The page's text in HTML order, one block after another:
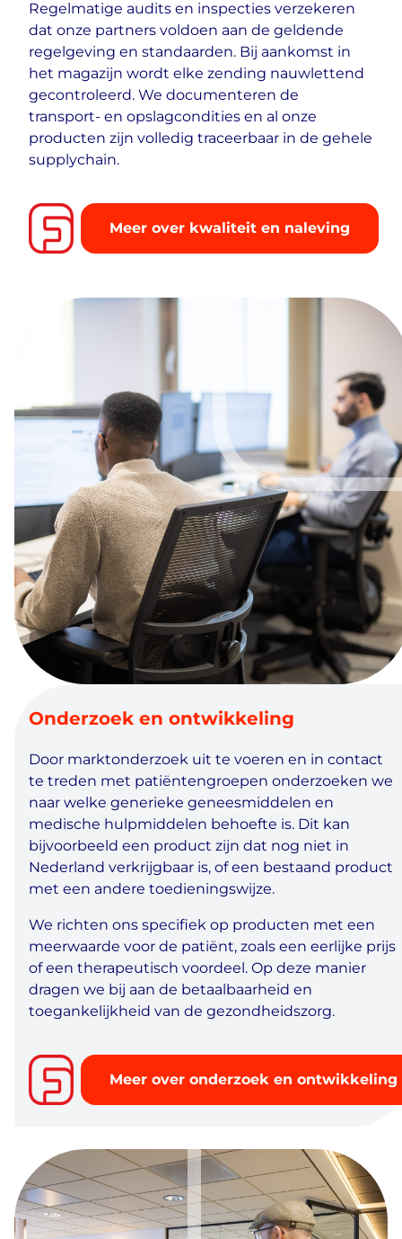
Regelmatige audits en inspecties verzekeren
dat onze partners voldoen aan de geldende
regelgeving en standaarden. Bij aankomst in
het magazijn wordt elke zending nauwlettend
gecontroleerd. We documenteren de
transport- en opslagcondities en al onze
producten zijn volledig traceerbaar in de gehele
supplychain.
Meer over kwaliteit en naleving
Onderzoek en ontwikkeling
Door marktonderzoek uit te voeren en in contact
te treden met patiëntengroepen onderzoeken we
naar welke generieke geneesmiddelen en
medische hulpmiddelen behoefte is. Dit kan
bijvoorbeeld een product zijn dat nog niet in
Nederland verkrijgbaar is, of een bestaand product
met een andere toedieningswijze.
We richten ons specifiek op producten met een
meerwaarde voor de patiënt, zoals een eerlijke prijs
of een therapeutisch voordeel. Op deze manier
dragen we bij aan de betaalbaarheid en
toegankelijkheid van de gezondheidszorg.
Meer over onderzoek en ontwikkeling